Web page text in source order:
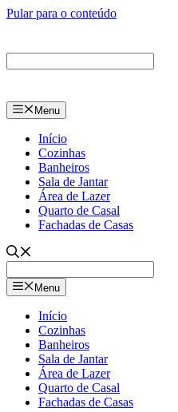
Pular para o conteúdo
Menu
Início
Cozinhas
Banheiros
Sala de Jantar
Área de Lazer
Quarto de Casal
Fachadas de Casas
Menu
Início
Cozinhas
Banheiros
Sala de Jantar
Área de Lazer
Quarto de Casal
Fachadas de Casas